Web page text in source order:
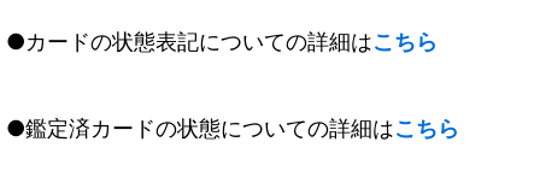
●カードの状態表記についての詳細はこちら
●鑑定済カードの状態についての詳細はこちら